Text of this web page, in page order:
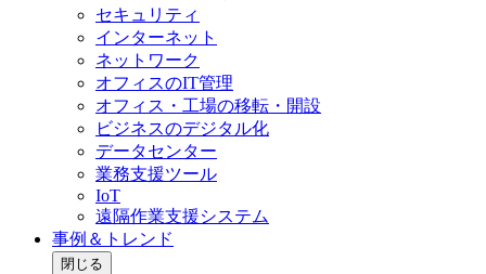
セキュリティ
インターネット
ネットワーク
オフィスのIT管理
オフィス・工場の移転・開設
ビジネスのデジタル化
データセンター
業務支援ツール
IoT
遠隔作業支援システム
事例＆トレンド
閉じる